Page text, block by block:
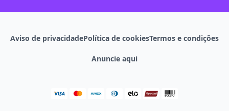
Aviso de privacidadePolítica de cookiesTermos e condições
Anuncie aqui